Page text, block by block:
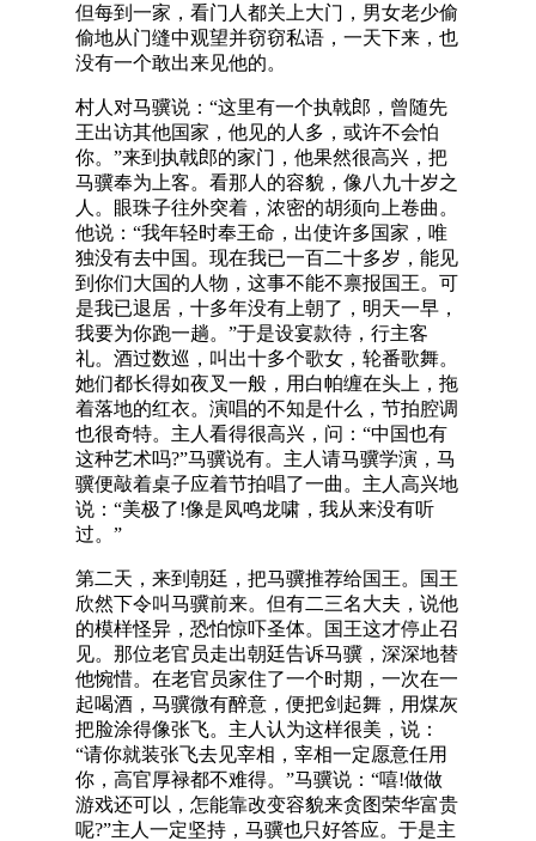
但每到一家，看门人都关上大门，男女老少偷
偷地从门缝中观望并窃窃私语，一天下来，也
没有一个敢出来见他的。
村人对马骥说：“这里有一个执戟郎，曾随先
王出访其他国家，他见的人多，或许不会怕
你。”来到执戟郎的家门，他果然很高兴，把
马骥奉为上客。看那人的容貌，像八九十岁之
人。眼珠子往外突着，浓密的胡须向上卷曲。
他说：“我年轻时奉王命，出使许多国家，唯
独没有去中国。现在我已一百二十多岁，能见
到你们大国的人物，这事不能不禀报国王。可
是我已退居，十多年没有上朝了，明天一早，
我要为你跑一趟。”于是设宴款待，行主客
礼。酒过数巡，叫出十多个歌女，轮番歌舞。
她们都长得如夜叉一般，用白帕缠在头上，拖
着落地的红衣。演唱的不知是什么，节拍腔调
也很奇特。主人看得很高兴，问：“中国也有
这种艺术吗?”马骥说有。主人请马骥学演，马
骥便敲着桌子应着节拍唱了一曲。主人高兴地
说：“美极了!像是凤鸣龙啸，我从来没有听
过。”
第二天，来到朝廷，把马骥推荐给国王。国王
欣然下令叫马骥前来。但有二三名大夫，说他
的模样怪异，恐怕惊吓圣体。国王这才停止召
见。那位老官员走出朝廷告诉马骥，深深地替
他惋惜。在老官员家住了一个时期，一次在一
起喝酒，马骥微有醉意，便把剑起舞，用煤灰
把脸涂得像张飞。主人认为这样很美，说：
“请你就装张飞去见宰相，宰相一定愿意任用
你，高官厚禄都不难得。”马骥说：“嘻!做做
游戏还可以，怎能靠改变容貌来贪图荣华富贵
呢?”主人一定坚持，马骥也只好答应。于是主